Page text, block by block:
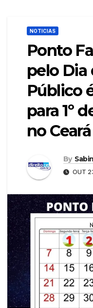
NOTICIAS
Ponto
pelo Dia
Público
para 1º
no Ceará
By
OUT